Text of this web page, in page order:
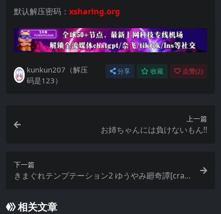
默认解压密码： xsharing.org
kunkun207（解压
码是123）
分享 收藏 点赞(2)
上一篇
お姉ちゃんには負けないもん!!
下一篇
きまぐれテンプテーション2 ゆうやみ廻奇譚[crac
相关文章